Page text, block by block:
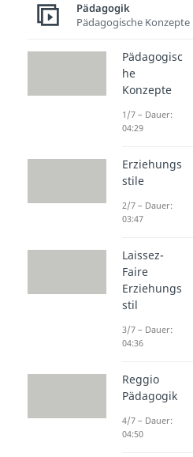
auf Annas
sucht bei
Nähe.
Studyflix
Nach
Studyflix zu
Pädagogik
Pädagogische Konzepte
Pädagogisc
he
Konzepte
1/7 – Dauer:
04:29
Erziehungs
stile
2/7 – Dauer:
03:47
Laissez-
Faire
Erziehungs
stil
3/7 – Dauer:
04:36
Reggio
Pädagogik
4/7 – Dauer:
04:50